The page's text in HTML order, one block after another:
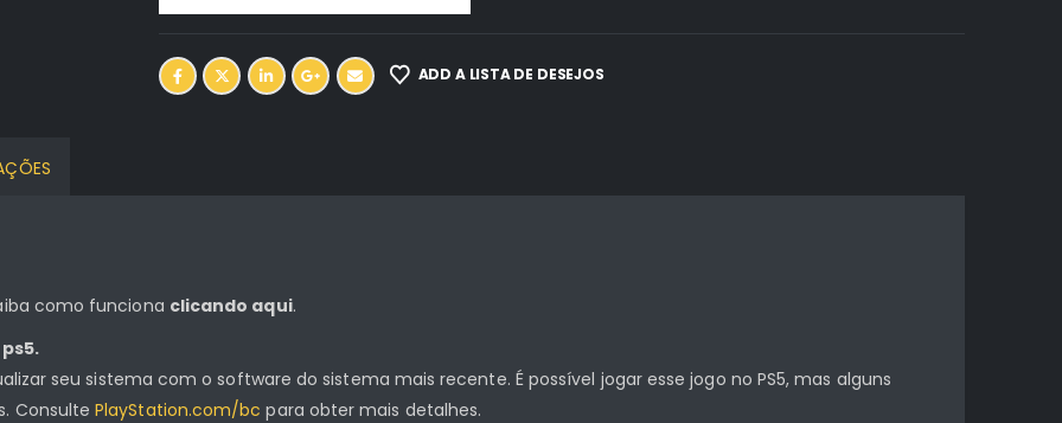
ADD A LISTA DE DESEJOS
como funciona clicando aqui.
seu sistema com o software do sistema mais recente. É possível jogar esse jogo no PS5, mas alguns
ConsultePlayStation.com/bc para obter mais detalhes.